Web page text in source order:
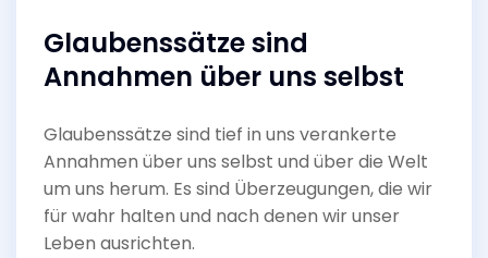
Glaubenssätze sind
Annahmen über uns selbst
Glaubenssätze sind tief in uns verankerte
Annahmen über uns selbst und über die Welt
um uns herum. Es sind Überzeugungen, die wir
für wahr halten und nach denen wir unser
Leben ausrichten.